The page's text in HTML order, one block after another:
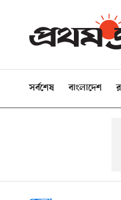
সর্বশেষ বাংলাদেশ